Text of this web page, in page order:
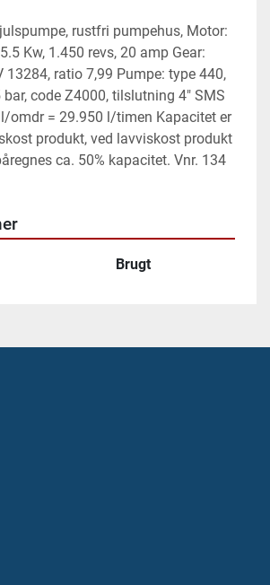
rustfri pumpehus, Motor:
Kw, 1.450 revs, 20 amp Gear:
13284, ratio 7,99 Pumpe: type 440,
bar, code Z4000, tilslutning 4" SMS
omdr = 29.950 l/timen Kapacitet er
produkt, ved lavviskost produkt
ca. 50% kapacitet. Vnr. 134
Brugt